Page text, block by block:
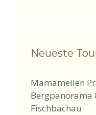
Neueste
Mamameilen
Bergpanorama
Fischbachau